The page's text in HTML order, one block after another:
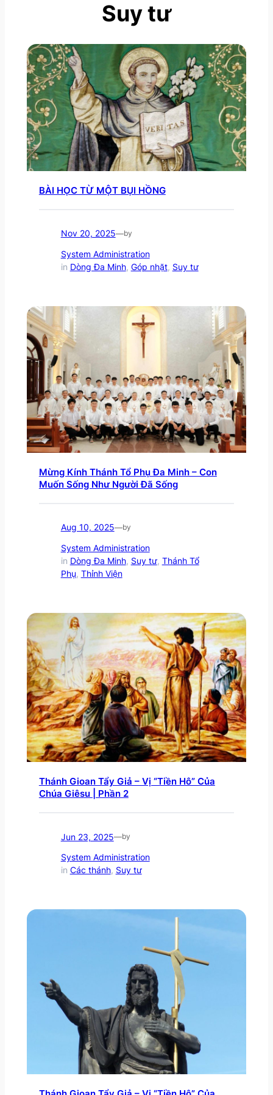
Suy tư
BÀI HỌC TỪ MỘT BỤI HỒNG
Nov 20, 2025—by
System Administration
in Dòng Đa Minh, Góp nhặt, Suy tư
Mừng Kính Thánh Tổ Phụ Đa Minh – Con
Muốn Sống Như Người Đã Sống
Aug 10, 2025—by
System Administration
in Dòng Đa Minh, Suy tư, Thánh Tổ
Phụ, Thỉnh Viện
Thánh Gioan Tẩy Giả – Vị “Tiền Hô” Của
Chúa Giêsu | Phần 2
Jun 23, 2025—by
System Administration
in Các thánh, Suy tư